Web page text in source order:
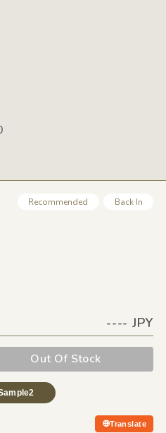
Recommended Back In
---- JPY
Out Of Stock
Translate